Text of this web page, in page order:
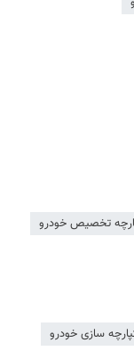
تخصیص خودرو
سازی خودرو